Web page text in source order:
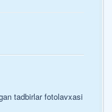
tadbirlar fotolavxasi